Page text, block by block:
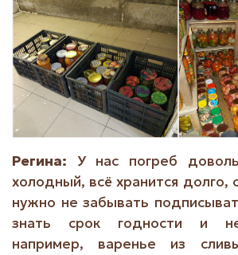
Регина: У нас погреб
холодный, всё хранится долго,
нужно не забывать
знать срок годности и
например, варенье из